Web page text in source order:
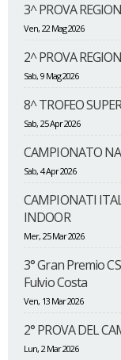
3^ PROVA
Ven, 22 Mag 2026
2^ PROVA
Sab, 9 Mag 2026
8^ TROFEO
Sab, 25 Apr 2026
CAMPIONATO
Sab, 4 Apr 2026
CAMPIONATI
INDOOR
Mer, 25 Mar 2026
3° Gran Premio
Fulvio Costa
Ven, 13 Mar 2026
2° PROVA DEL
Lun, 2 Mar 2026